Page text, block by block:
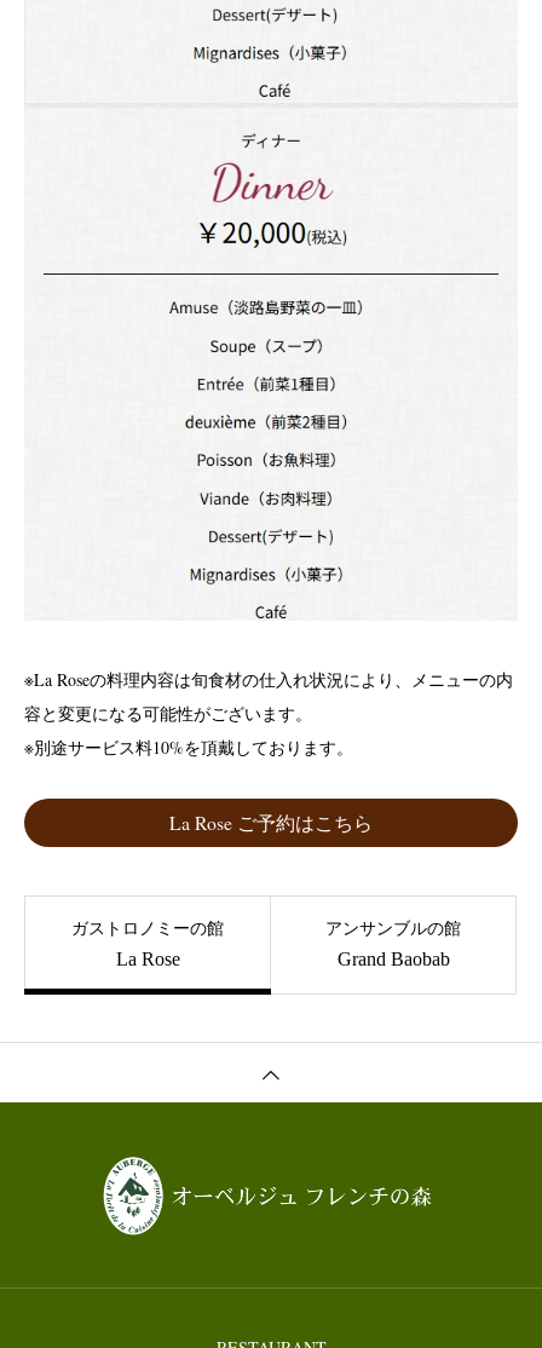
※La Roseの料理内容は旬食材の仕入れ状況により、メニューの内
容と変更になる可能性がございます。
※別途サービス料10%を頂戴しております。
La Rose ご予約はこちら
ガストロノミーの館
La Rose
アンサンブルの館
Grand Baobab